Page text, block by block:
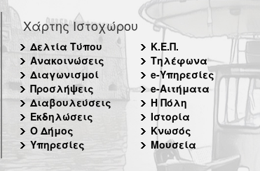
Χάρτης Ιστοχώρου
Δελτία Τύπου
Ανακοινώσεις
Διαγωνισμοί
Προσλήψεις
Διαβουλεύσεις
Εκδηλώσεις
Ο Δήμος
Υπηρεσίες
Κ.Ε.Π.
Τηλέφωνα
e-Υπηρεσίες
e-Αιτήματα
Η Πόλη
Ιστορία
Κνωσός
Μουσεία